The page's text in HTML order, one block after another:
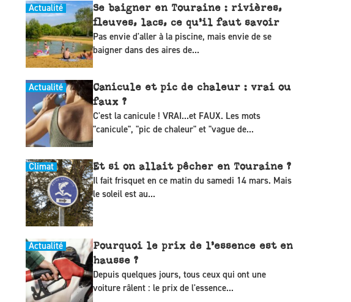
Actualité
Se baigner en Touraine : rivières,
fleuves, lacs, ce qu’il faut savoir
Pas envie d'aller à la piscine, mais envie de se
baigner dans des aires de...
Actualité
Canicule et pic de chaleur : vrai ou
faux ?
C'est la canicule ! VRAI...et FAUX. Les mots
"canicule", "pic de chaleur" et "vague de...
Climat
Et si on allait pêcher en Touraine ?
Il fait frisquet en ce matin du samedi 14 mars. Mais
le soleil est au...
Actualité
Pourquoi le prix de l’essence est en
hausse ?
Depuis quelques jours, tous ceux qui ont une
voiture râlent : le prix de l'essence...